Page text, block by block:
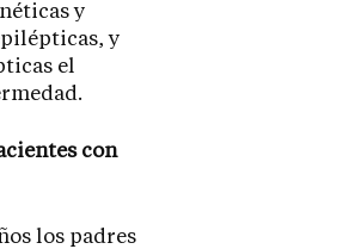
y
y
el
con
los padres